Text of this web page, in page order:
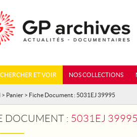
ET VOIR NOS COLLECTIONS
> Panier > Fiche Document : 5031EJ 39995
DOCUMENT : 5031EJ 39995 -